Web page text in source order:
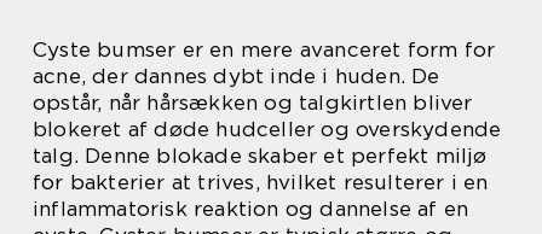
Cyste bumser er en mere avanceret form for
acne, der dannes dybt inde i huden. De
opstår, når hårsækken og talgkirtlen bliver
blokeret af døde hudceller og overskydende
talg. Denne blokade skaber et perfekt miljø
for bakterier at trives, hvilket resulterer i en
inflammatorisk reaktion og dannelse af en